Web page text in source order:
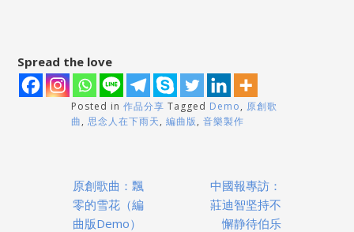
Spread the love
Posted in 作品分享 Tagged Demo, 原創歌
曲, 思念人在下雨天, 編曲版, 音樂製作
Post
navigation
原創歌曲：飄
零的雪花（編
曲版Demo）
中國報專訪：
莊迪智坚持不
懈静待伯乐